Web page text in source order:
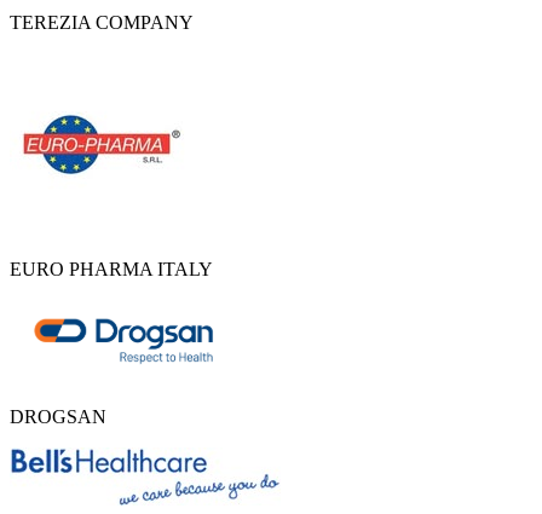
TEREZIA COMPANY
EURO PHARMA ITALY
DROGSAN